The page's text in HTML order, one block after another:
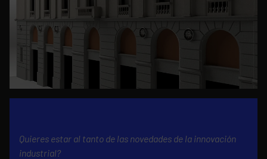
Quieres estar al tanto de las novedades de la innovación
industrial?